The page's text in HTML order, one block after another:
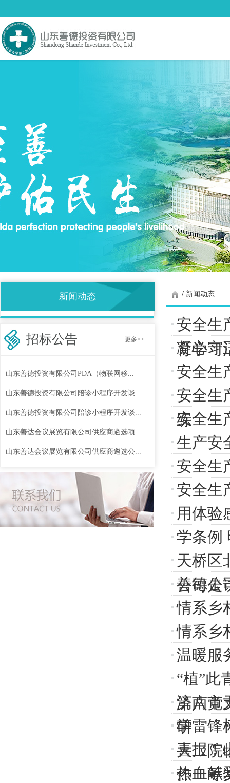
新闻动态
更多>>
招标公告
山东善德投资有限公司PDA（物联网移...
山东善德投资有限公司陪诊小程序开发谈...
山东善德投资有限公司陪诊小程序开发谈...
山东善达会议展览有限公司供应商遴选项...
山东善达会议展览有限公司供应商遴选公...
/ 新闻动态
安全生
育学习
凝心守
安全生
安全生
练
安全生
生产安
安全生
安全生
用体验
学条例
天桥区
公司走
善德公
情系乡
情系乡
温暖服
“植”此
第八党
济南市
研
学雷锋
大二院
喜报！
作一等
热血献